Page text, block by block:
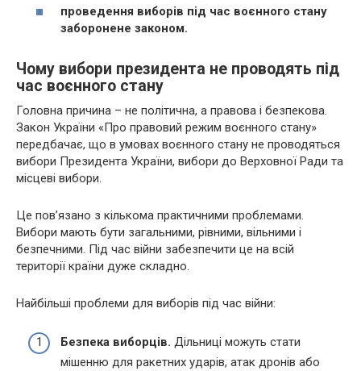
проведення виборів під час воєнного стану
заборонене законом.
Чому вибори президента не проводять під
час воєнного стану
Головна причина – не політична, а правова і безпекова.
Закон України «Про правовий режим воєнного стану»
передбачає, що в умовах воєнного стану не проводяться
вибори Президента України, вибори до Верховної Ради та
місцеві вибори.
Це пов’язано з кількома практичними проблемами.
Вибори мають бути загальними, рівними, вільними і
безпечними. Під час війни забезпечити це на всій
території країни дуже складно.
Найбільші проблеми для виборів під час війни:
Безпека виборців. Дільниці можуть стати
мішенню для ракетних ударів, атак дронів або